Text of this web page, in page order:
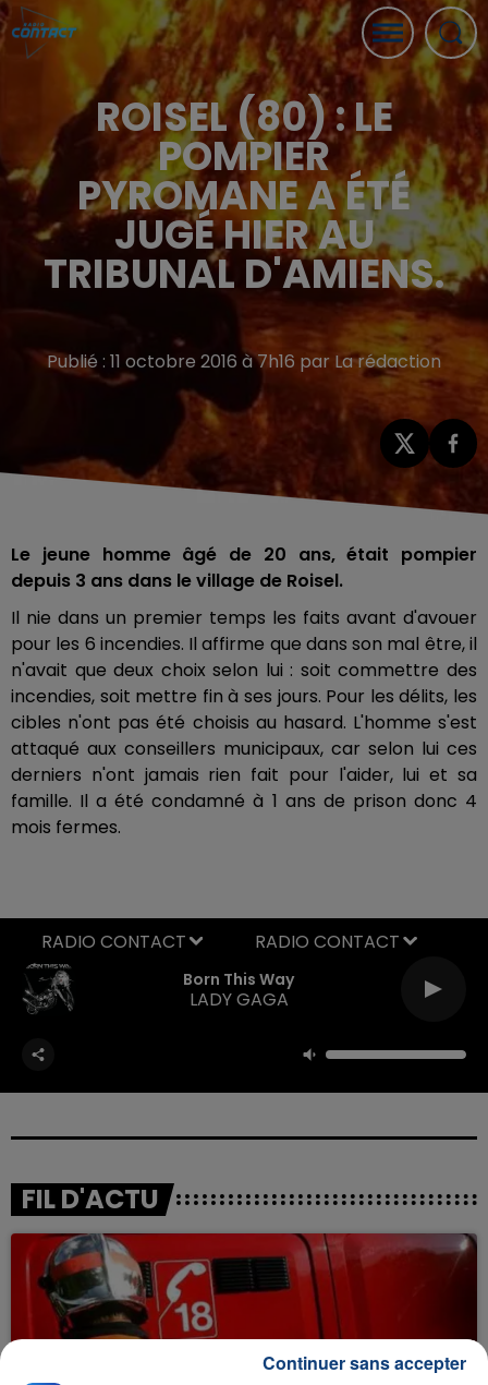
ROISEL (80) : LE
POMPIER
PYROMANE A ÉTÉ
JUGÉ HIER AU
TRIBUNAL D'AMIENS.
Publié : 11 octobre 2016 à 7h16 par La rédaction
Le jeune homme âgé de 20 ans, était pompier
depuis 3 ans dans le village de Roisel.
Il nie dans un premier temps les faits avant d'avouer
pour les 6 incendies. Il affirme que dans son mal être, il
n'avait que deux choix selon lui : soit commettre des
incendies, soit mettre fin à ses jours. Pour les délits, les
cibles n'ont pas été choisis au hasard. L'homme s'est
attaqué aux conseillers municipaux, car selon lui ces
derniers n'ont jamais rien fait pour l'aider, lui et sa
famille. Il a été condamné à 1 ans de prison donc 4
mois fermes.
Born This Way
LADY GAGA
RADIO CONTACT
FIL D'ACTU
Continuer sans accepter